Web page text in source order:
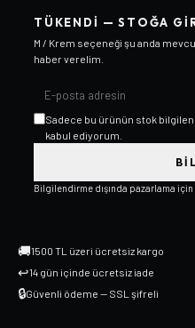
TÜKENDI — STOĞA
M / Krem seçeneği şu anda
haber verelim.
Sadece bu ürünün stok
kabul ediyorum.
Bilgilendirme dışında pazarlama için
🚚1500 TL üzeri ücretsiz kargo
↩14 gün içinde ücretsiz iade
🔒Güvenli ödeme — SSL şifreli